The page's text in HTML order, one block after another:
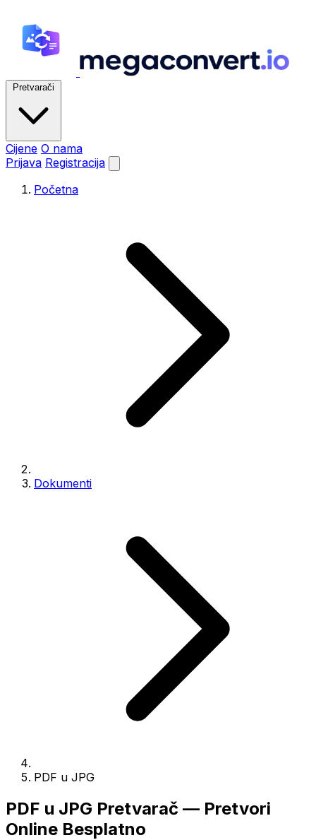
Pretvarači
Cijene O nama
Prijava Registracija
Početna
Dokumenti
PDF u JPG
PDF u JPG Pretvarač — Pretvori
Online Besplatno